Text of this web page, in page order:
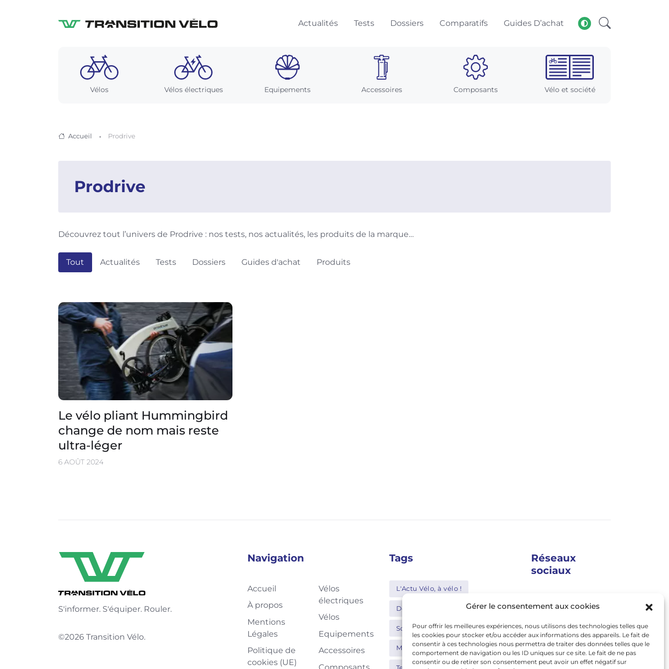
Gérer le consentement aux cookies
Pour offrir les meilleures expériences, nous utilisons des technologies telles que
les cookies pour stocker et/ou accéder aux informations des appareils. Le fait de
consentir à ces technologies nous permettra de traiter des données telles que le
comportement de navigation ou les ID uniques sur ce site. Le fait de ne pas
consentir ou de retirer son consentement peut avoir un effet négatif sur
Actualités Tests Dossiers Comparatifs Guides D’achat
Vélos Vélos électriques Equipements Accessoires Composants Vélo et société
Accueil Prodrive
Prodrive
Découvrez tout l’univers de Prodrive : nos tests, nos actualités, les produits de la marque…
Tout Actualités Tests Dossiers Guides d'achat Produits
Le vélo pliant Hummingbird
change de nom mais reste
ultra-léger
6 AOÛT 2024
S'informer. S'équiper. Rouler.
©2026 Transition Vélo.
Navigation
Accueil
À propos
Mentions
Légales
Politique de
cookies (UE)
Vélos
électriques
Vélos
Equipements
Accessoires
Tags
L'Actu Vélo, à vélo !
Decathlon Shimano
Schwalbe Bosch
Moustache Abus
Réseaux
sociaux
twitter
linkedin
youtube